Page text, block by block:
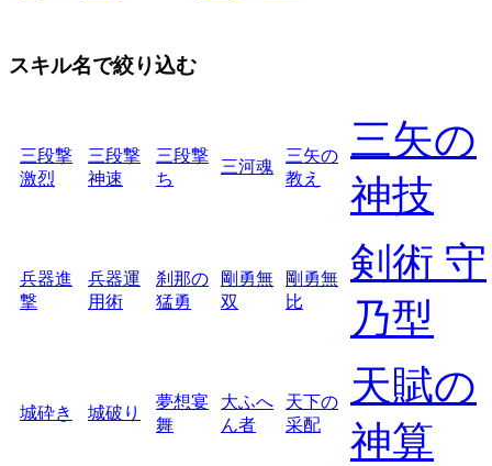
スキル名で絞り込む
三段撃
激烈
三段撃
神速
三段撃
ち
三河魂
三矢の
教え
三矢の
神技
兵器進
撃
兵器運
用術
刹那の
猛勇
剛勇無
双
剛勇無
比
剣術 守
乃型
城砕き 城破り
夢想宴
舞
大ふへ
ん者
天下の
采配
天賦の
神算